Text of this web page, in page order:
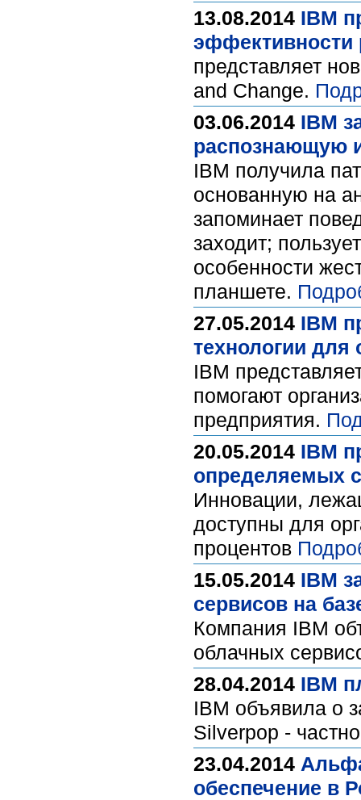
13.08.2014 IBM
эффективности
представляет
and Change.
03.06.2014 IBM
распознающую
IBM получила
основанную на
запоминает
заходит;
особенности
планшете.
27.05.2014 IBM
технологии
IBM
помогают
предприятия.
20.05.2014 IBM
определяемых
Инновации,
доступны для
процентов
15.05.2014 IBM
сервисов на
Компания IBM
облачных
28.04.2014 IBM
IBM объявила о
Silverpop -
23.04.2014
обеспечение в